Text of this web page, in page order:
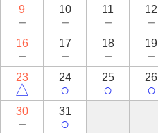
9
－
10
－
11
－
12
－
16
－
17
－
18
－
19
－
23
△
24
○
25
○
26
○
30
－
31
○